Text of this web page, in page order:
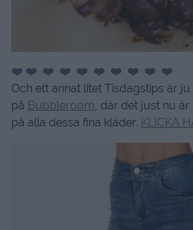
❤️ ❤️ ❤️ ❤️ ❤️ ❤️ ❤️ ❤️ ❤️ ❤️
Och ett annat litet Tisdagstips är ju
på Bubbleroom , där det just nu
på alla dessa fina kläder. KLICKA